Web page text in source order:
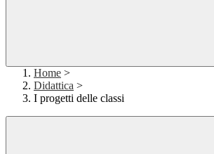
Home >
Didattica >
I progetti delle classi